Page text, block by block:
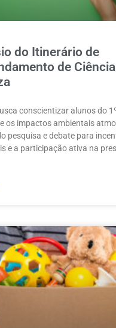
do Itinerário de
de
conscientizar alunos do
os impactos ambientais
pesquisa e debate para
e a participação ativa na